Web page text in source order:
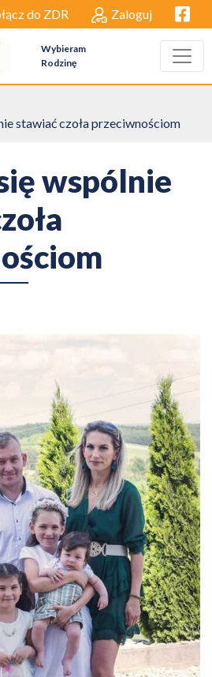
do ZDR Zaloguj
Wybieram
Rodzinę
stawiać czoła przeciwnościom
wspólnie